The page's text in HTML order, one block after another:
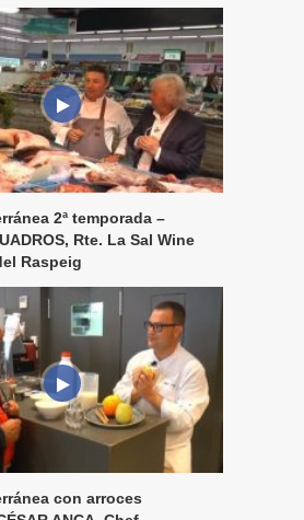
2ª temporada –
Rte. La Sal Wine
Raspeig
con arroces